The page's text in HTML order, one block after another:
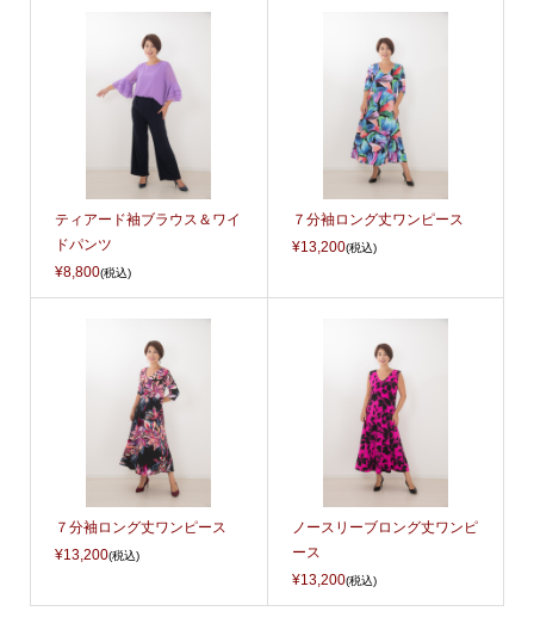
ティアード袖ブラウス＆ワイ
ドパンツ
¥8,800(税込)
７分袖ロング丈ワンピース
¥13,200(税込)
７分袖ロング丈ワンピース
¥13,200(税込)
ノースリーブロング丈ワンピ
ース
¥13,200(税込)